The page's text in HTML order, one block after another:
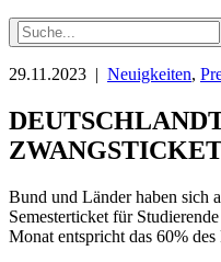
Suche
nach:
29.11.2023 | Neuigkeiten,
Bund und Länder haben sich
Semesterticket für
Monat entspricht das 60%